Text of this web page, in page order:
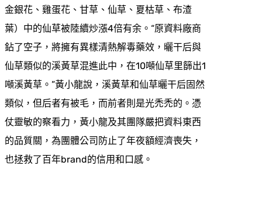
金銀花、雞蛋花、甘草、仙草、夏枯草、布渣
葉）中的仙草被陸續炒漲4倍有余。“原資料廠商
鉆了空子，將擁有異樣清熱解毒藥效，曬干后與
仙草類似的溪黃草混進此中，在10噸仙草里篩出1
噸溪黃草。”黃小龍說，溪黃草和仙草曬干后固然
類似，但后者有被毛，而前者則是光禿禿的。憑
仗靈敏的察看力，黃小龍及其團隊嚴把資料東西
的品質關，為團體公司防止了年夜額經濟喪失，
也拯救了百年brand的信用和口感。